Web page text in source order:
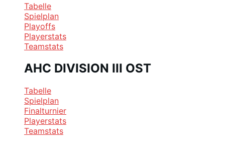
Tabelle
Spielplan
Playoffs
Playerstats
Teamstats
AHC DIVISION III OST
Tabelle
Spielplan
Finalturnier
Playerstats
Teamstats